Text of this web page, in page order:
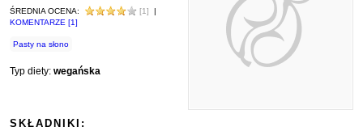
ŚREDNIA OCENA: [1]
|
KOMENTARZE [1]
Pasty na słono
Typ diety: wegańska
SKŁADNIKI: